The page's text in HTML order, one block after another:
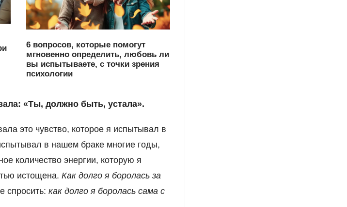
6 вопросов, которые помогут
мгновенно определить, любовь ли
вы испытываете, с точки зрения
психологии
«Ты, должно быть, устала».
это чувство, которое я испытывал в
в нашем браке многие годы,
количество энергии, которую я
истощена.Как долго я боролась за
спросить:как долго я боролась сама с